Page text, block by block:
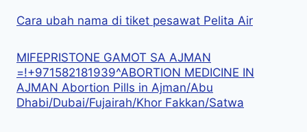
Cara ubah nama di tiket pesawat Pelita Air
MIFEPRISTONE GAMOT SA AJMAN
=!+971582181939^ABORTION MEDICINE IN
AJMAN Abortion Pills in Ajman/Abu
Dhabi/Dubai/Fujairah/Khor Fakkan/Satwa